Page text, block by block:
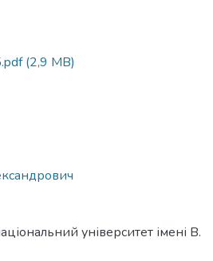
(2,9 MB)
університет імені В.